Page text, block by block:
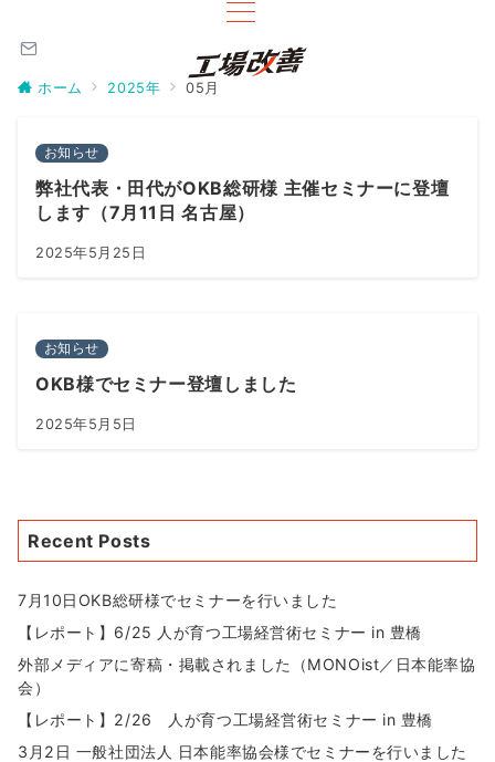
ホーム 2025年 05月
お知らせ
弊社代表・田代がOKB総研様 主催セミナーに登壇
します（7月11日 名古屋）
2025年5月25日
お知らせ
OKB様でセミナー登壇しました
2025年5月5日
Recent Posts
7月10日OKB総研様でセミナーを行いました
【レポート】6/25 人が育つ工場経営術セミナー in 豊橋
外部メディアに寄稿・掲載されました（MONOist／日本能率協
会）
【レポート】2/26 人が育つ工場経営術セミナー in 豊橋
3月2日 一般社団法人 日本能率協会様でセミナーを行いました